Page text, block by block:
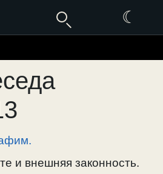
☾
и внешняя законность.